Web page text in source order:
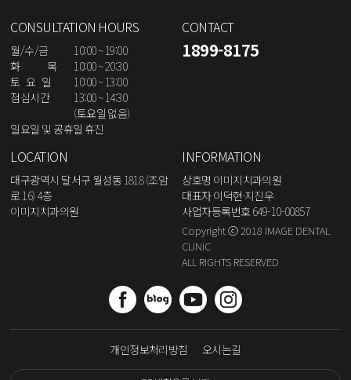
CONSULTATION HOURS
월/수/금
10:00 ~ 19:00
화 목
10:00 ~ 20:30
토 요 일
10:00 ~ 13:00
점심시간
13:00 ~ 14:30
(토요일 없음)
일요일 및 공휴일 휴진
CONTACT
1899-8175
LOCATION
대구광역시 달서구 월성동 1818 (조암
로 16) 4층
이미지치과의원
INFORMATION
상호명 이미지치과의원
대표자 이덕현·지진우
사업자등록번호 649-10-00857
Copyright ⓒ 2018 IMAGE DENTAL
CLINIC
ALL RIGHTS RESERVED
개인정보처리방침 오시는길